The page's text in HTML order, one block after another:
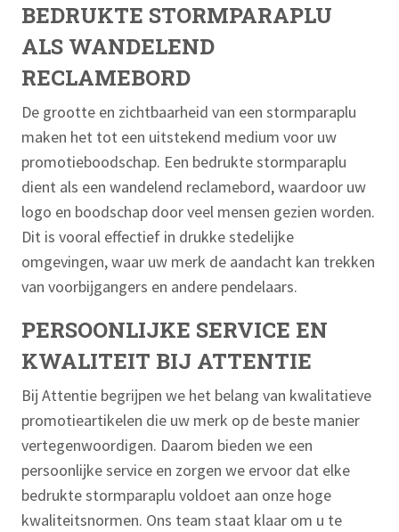
BEDRUKTE STORMPARAPLU
ALS WANDELEND
RECLAMEBORD
De grootte en zichtbaarheid van een stormparaplu
maken het tot een uitstekend medium voor uw
promotieboodschap. Een bedrukte stormparaplu
dient als een wandelend reclamebord, waardoor uw
logo en boodschap door veel mensen gezien worden.
Dit is vooral effectief in drukke stedelijke
omgevingen, waar uw merk de aandacht kan trekken
van voorbijgangers en andere pendelaars.
PERSOONLIJKE SERVICE EN
KWALITEIT BIJ ATTENTIE
Bij Attentie begrijpen we het belang van kwalitatieve
promotieartikelen die uw merk op de beste manier
vertegenwoordigen. Daarom bieden we een
persoonlijke service en zorgen we ervoor dat elke
bedrukte stormparaplu voldoet aan onze hoge
kwaliteitsnormen. Ons team staat klaar om u te